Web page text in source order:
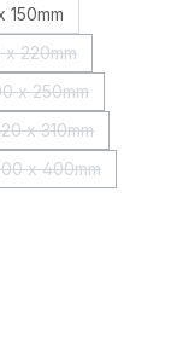
150mm
x 220mm
x 250mm
x 310mm
x 400mm